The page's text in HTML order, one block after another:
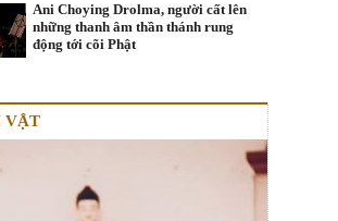
Ani Choying Drolma, người cất lên
những thanh âm thần thánh rung
động tới cõi Phật
VẬT